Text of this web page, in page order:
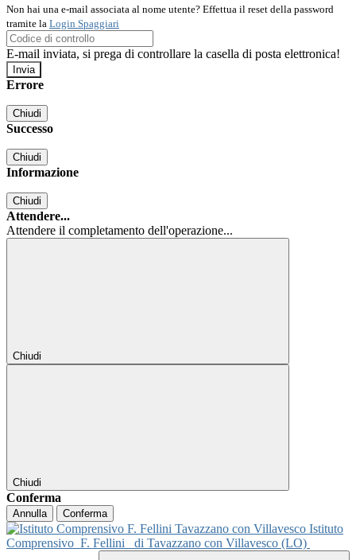
Non hai una e-mail associata al nome utente? Effettua il reset della password
tramite la Login Spaggiari
E-mail inviata, si prega di controllare la casella di posta elettronica!
Errore
Chiudi
Successo
Chiudi
Informazione
Chiudi
Attendere...
Attendere il completamento dell'operazione...
Chiudi
Chiudi
Conferma
Annulla Conferma
Istituto
Comprensivo F. Fellini di Tavazzano con Villavesco (LO)